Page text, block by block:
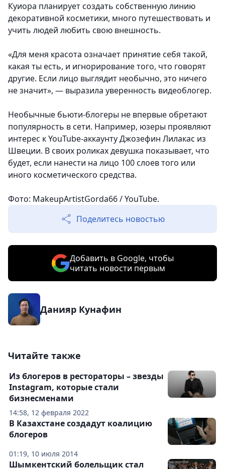
Куиора планирует создать собственную линию
декоративной косметики, много путешествовать и
учить людей любить свою внешность.
«Для меня красота означает принятие себя такой,
какая ты есть, и игнорирование того, что говорят
другие. Если лицо выглядит необычно, это ничего
не значит», — выразила уверенность видеоблогер.
Необычные бьюти-блогеры не впервые обретают
популярность в сети. Например, юзеры проявляют
интерес к YouTube-аккаунту Джозефин Лилакас из
Швеции. В своих роликах девушка показывает, что
будет, если нанести на лицо 100 слоев того или
иного косметического средства.
Фото: MakeupArtistGorda66 / YouTube.
Поделитесь новостью
Добавить в Google, чтобы
читать новости первым
Данияр Кунафин
Читайте также
14:58, 12 февраля 2022
Из блогеров в рестораторы – звезды
Instagram, которые стали
бизнесменами
01:19, 10 июля 2014
В Казахстане создадут коалицию
блогеров
Шымкентский болельщик стал